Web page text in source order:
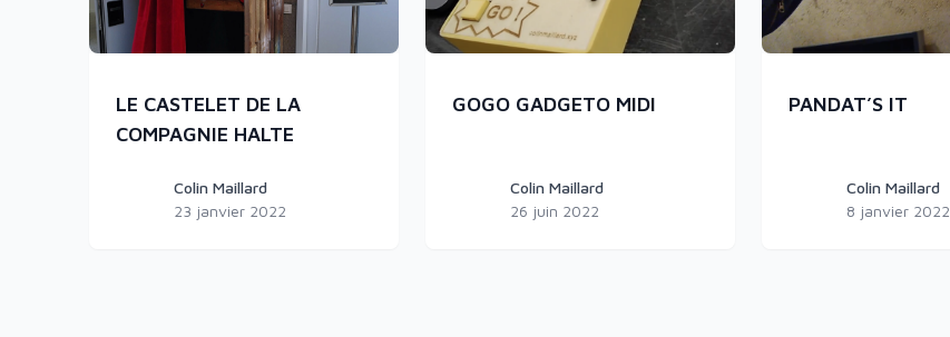
LE CASTELET DE LA
COMPAGNIE HALTE
Colin MaillardColin Maillard
23 janvier 2022
GOGO GADGETO MIDI
Colin MaillardColin Maillard
26 juin 2022
PANDAT’S IT
Colin MaillardColin Maillard
8 janvier 2022